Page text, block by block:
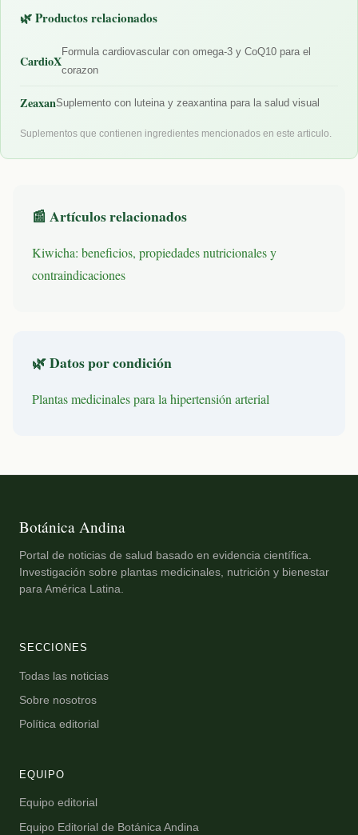
🌿 Productos relacionados
CardioX
Formula cardiovascular con omega-3 y CoQ10 para el
corazon
ZeaxanSuplemento con luteina y zeaxantina para la salud visual
Suplementos que contienen ingredientes mencionados en este articulo.
📰 Artículos relacionados
Kiwicha: beneficios, propiedades nutricionales y
contraindicaciones
🌿 Datos por condición
Plantas medicinales para la hipertensión arterial
Botánica Andina
Portal de noticias de salud basado en evidencia científica.
Investigación sobre plantas medicinales, nutrición y bienestar
para América Latina.
SECCIONES
Todas las noticias
Sobre nosotros
Política editorial
EQUIPO
Equipo editorial
Equipo Editorial de Botánica Andina